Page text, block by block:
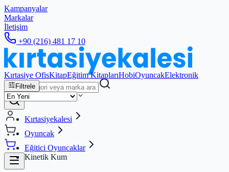
Kampanyalar
Markalar
İletişim
+90 (216) 481 17 10
Kırtasiye OfisKitapEğitim KitaplarıHobiOyuncakElektronik
Filtrele
Kırtasiyekalesi
Oyuncak
Eğitici Oyuncaklar
Kinetik Kum